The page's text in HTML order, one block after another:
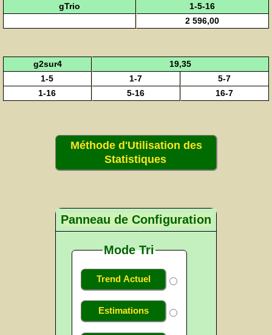
gTrio
1-5-16
2 596,00
g2sur4
19,35
1-5
1-7
5-7
1-16
5-16 16-7
Méthode d'Utilisation des
Statistiques
Panneau de Configuration
Mode Tri
Trend Actuel
Estimations